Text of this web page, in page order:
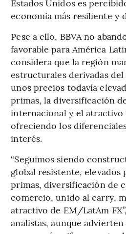
Estados Unidos es
economía más resiliente y
Pese a ello, BBVA no
favorable para América
considera que la región
estructurales derivadas
unos precios todavía
primas, la diversificación
internacional y el atractivo
ofreciendo los
interés.
“Seguimos siendo
global resistente, elevados
primas, diversificación de
comercio, unido al carry,
atractivo de EM/LatAm
analistas, aunque